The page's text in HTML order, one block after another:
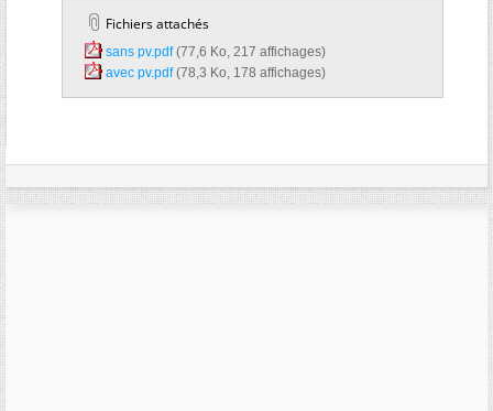
Fichiers attachés
sans pv.pdf‎ (77,6 Ko, 217 affichages)
avec pv.pdf‎ (78,3 Ko, 178 affichages)